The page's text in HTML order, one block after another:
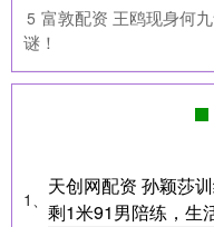
5 富敦配资 王鸥现身何
谜！
1、
天创网配资 孙颖莎
剩1米91男陪练，生